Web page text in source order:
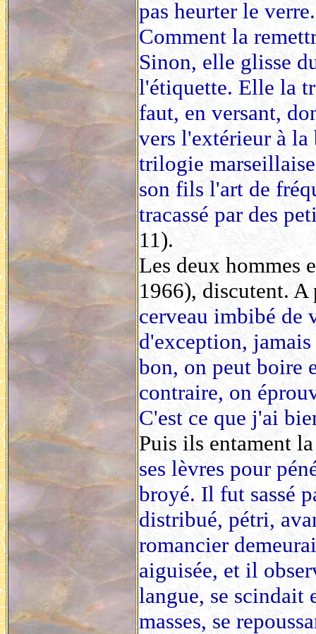
pas heurter le
Comment la
Sinon, elle glisse
l'étiquette. Elle la
faut, en versant,
vers l'extérieur à
trilogie
son fils l'art de
tracassé par des
11).
Les deux hommes
1966), discutent.
cerveau imbibé de
d'exception,
bon, on peut boire
contraire, on
C'est ce que j'ai
Puis ils entament
ses lèvres pour
broyé. Il fut sassé
distribué, pétri,
romancier
aiguisée, et il
langue, se scindait
masses, se